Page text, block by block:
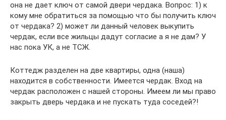
она не дает ключ от самой двери чердака. Вопрос: 1) к
кому мне обратиться за помощью что бы получить ключ
от чердака? 2) может ли данный человек выкупить
чердак, если все жильцы дадут согласие а я не дам? У
нас пока УК, а не ТСЖ.
Коттедж разделен на две квартиры, одна (наша)
находится в собственности. Имеется чердак. Вход на
чердак расположен с нашей стороны. Имеем ли мы право
закрыть дверь чердака и не пускать туда соседей?!